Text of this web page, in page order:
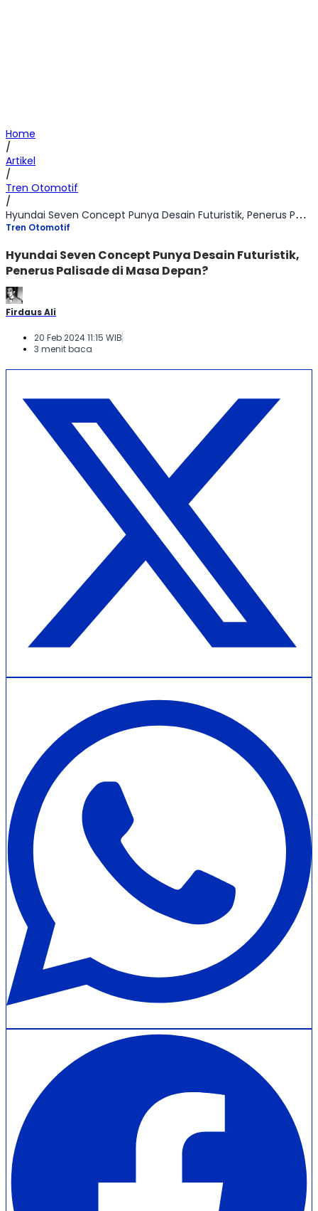
Home
/
Artikel
/
Tren Otomotif
/
Hyundai Seven Concept Punya Desain Futuristik, Penerus Palisade di Masa Depan?
Tren Otomotif
Hyundai Seven Concept Punya Desain Futuristik,
Penerus Palisade di Masa Depan?
Firdaus Ali
20 Feb 2024 11:15 WIB
3 menit baca